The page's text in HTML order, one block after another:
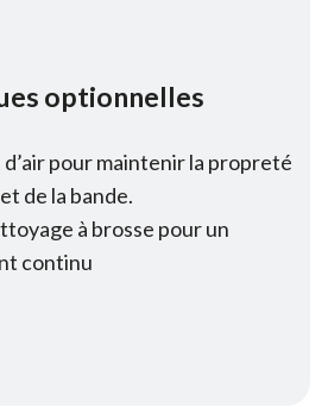
optionnelles
pour maintenir la propreté
de la bande.
à brosse pour un
continu